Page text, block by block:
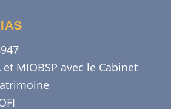
MIOBSP avec le Cabinet